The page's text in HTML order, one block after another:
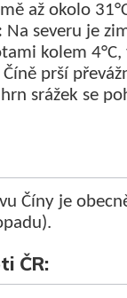
až okolo
Na severu je
kolem
Číně prší
srážek se
Číny je
ČR: